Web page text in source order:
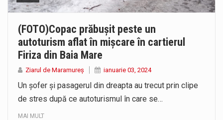
(FOTO)Copac prăbușit peste un
autoturism aflat în mișcare în cartierul
Firiza din Baia Mare
Ziarul de Maramureș ianuarie 03, 2024
Un șofer și pasagerul din dreapta au trecut prin clipe
de stres după ce autoturismul în care se…
MAI MULT